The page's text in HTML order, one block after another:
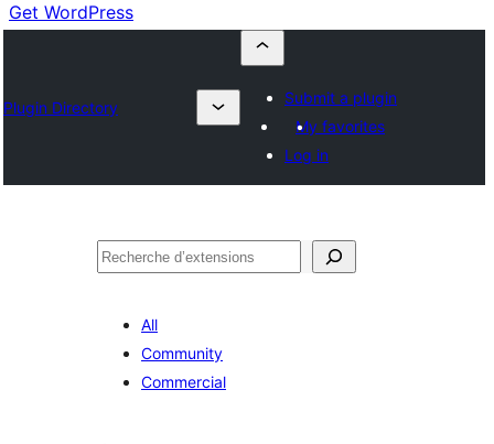
Get WordPress
Plugin Directory
Submit a plugin
My favorites
Log in
Recherche
All
Community
Commercial